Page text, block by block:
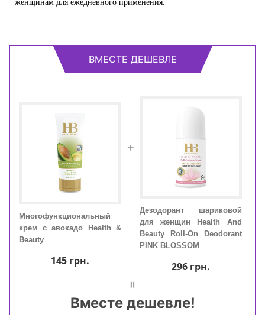
женщинам для ежедневного применения.
ВМЕСТЕ ДЕШЕВЛЕ
Многофункциональный
крем с авокадо Health &
Beauty
145грн.
+
Дезодорант шариковой
для женщин Health And
Beauty Roll-On Deodorant
PINK BLOSSOM
296грн.
=
Вместе дешевле!